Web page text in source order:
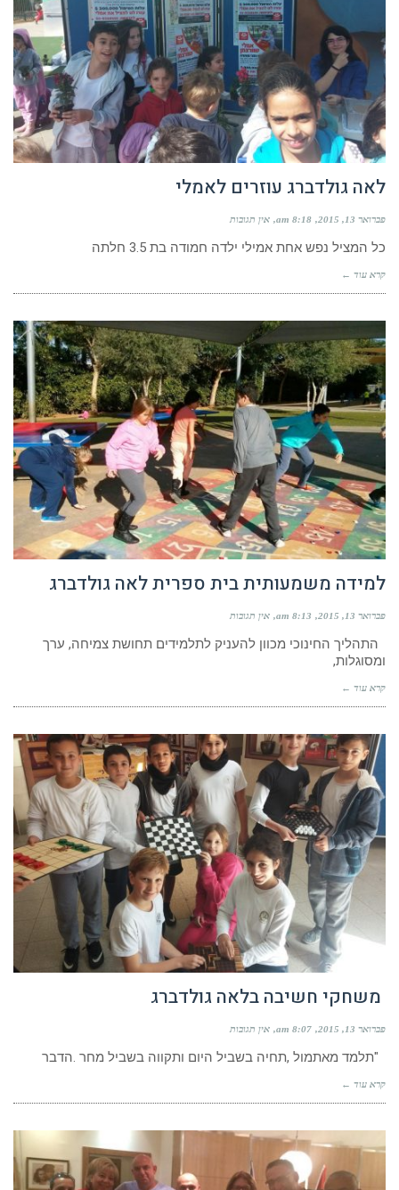
לאה גולדברג עוזרים לאמלי
פברואר 13, 2015 8:18 am אין תגובות
כל המציל נפש אחת אמילי ילדה חמודה בת 3.5 חלתה
קרא עוד ←
למידה משמעותית בית ספרית לאה גולדברג
פברואר 13, 2015 8:13 am אין תגובות
התהליך החינוכי מכוון להעניק לתלמידים תחושת צמיחה, ערך
ומסוגלות,
קרא עוד ←
משחקי חשיבה בלאה גולדברג
פברואר 13, 2015 8:07 am אין תגובות
"תלמד מאתמול ,תחיה בשביל היום ותקווה בשביל מחר .הדבר
קרא עוד ←